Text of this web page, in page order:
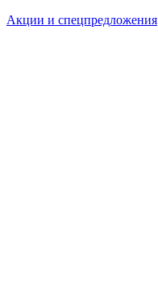
Акции и спецпредложения